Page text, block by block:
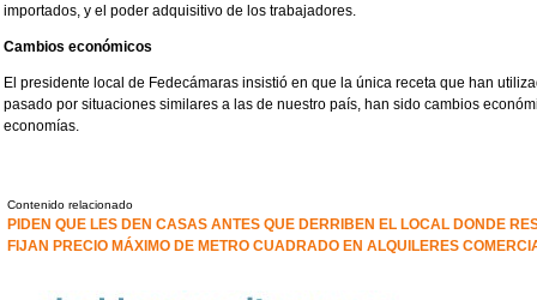
importados, y el poder adquisitivo de los trabajadores.
Cambios económicos
El presidente local de Fedecámaras insistió en que la única receta que han
pasado por situaciones similares a las de nuestro país, han sido cambios
economías.
Contenido relacionado
PIDEN QUE LES DEN CASAS ANTES QUE DERRIBEN EL LOCAL DONDE
FIJAN PRECIO MÁXIMO DE METRO CUADRADO EN ALQUILERES